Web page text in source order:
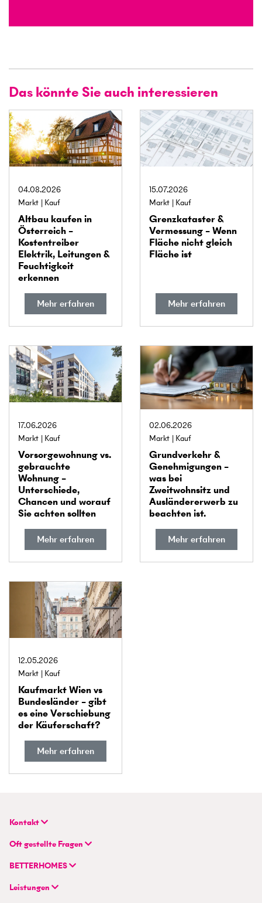
Das könnte Sie auch interessieren
04.08.2026
Markt Kauf
Altbau kaufen in
Österreich –
Kostentreiber
Elektrik, Leitungen &
Feuchtigkeit
erkennen
Mehr erfahren
15.07.2026
Markt Kauf
Grenz­kataster &
Vermessung – Wenn
Fläche nicht gleich
Fläche ist
Mehr erfahren
17.06.2026
Markt Kauf
Vorsorge­wohnung vs.
gebrauchte
Wohnung –
Unterschiede,
Chancen und worauf
Sie achten sollten
Mehr erfahren
02.06.2026
Markt Kauf
Grundverkehr &
Genehmigungen –
was bei
Zweitwohnsitz und
Ausländererwerb zu
beachten ist.
Mehr erfahren
12.05.2026
Markt Kauf
Kaufmarkt Wien vs
Bundes­länder – gibt
es eine Verschiebung
der Käuferschaft?
Mehr erfahren
Kontakt
BETTERHOMES Real GmbH
Hauptsitz
Wienerbergstraße 7 / D 2.OG
Oft gestellte Fragen
FAQ | Immobilie verkaufen/vermieten
FAQ | Einstieg für Maklerprofis
BETTERHOMES
Unternehmen
Hybrides Maklermodell
Leistungen